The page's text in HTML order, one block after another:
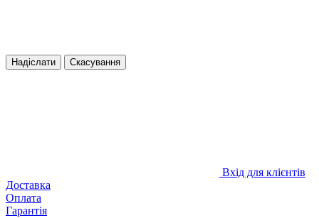
Надіслати Скасування
Вхід для клієнтів
Доставка
Оплата
Гарантія